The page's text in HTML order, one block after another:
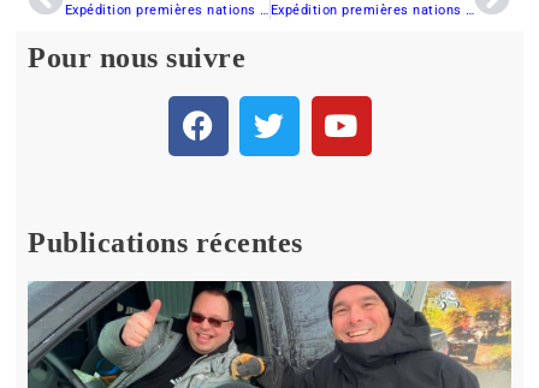
Expédition premières nations : jour 14 | Saint-Michel-des-Saints à La Tuque Expédition premières nations : jour 15 | une fin émouvante
Pour nous suivre
Publications récentes